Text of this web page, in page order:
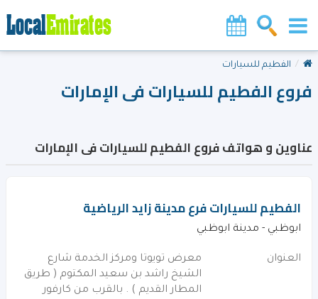
الفطيم للسيارات
فروع الفطيم للسيارات فى الإمارات
عناوين و هواتف فروع الفطيم للسيارات فى الإمارات
الفطيم للسيارات فرع مدينة زايد الرياضية
ابوظبي - مدينة ابوظبي
العنوان
معرض تويوتا ومركز الخدمة شارع
الشيخ راشد بن سعيد المكتوم ( طريق
المطار القديم ) . بالقرب من كارفور